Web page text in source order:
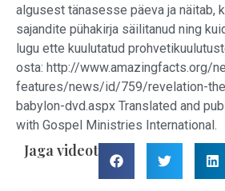
algusest tänasesse päeva ja näitab,
sajandite pühakirja säilitanud ning
lugu ette kuulutatud
osta: http://www.amazingfacts.org/
features/news/id/759/revelation-
babylon-dvd.aspx Translated and
with Gospel Ministries International.
Jaga videot